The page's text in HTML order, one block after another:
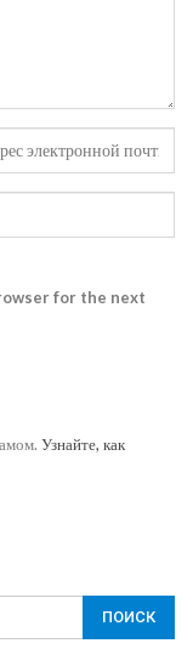
for the next
Узнайте, как